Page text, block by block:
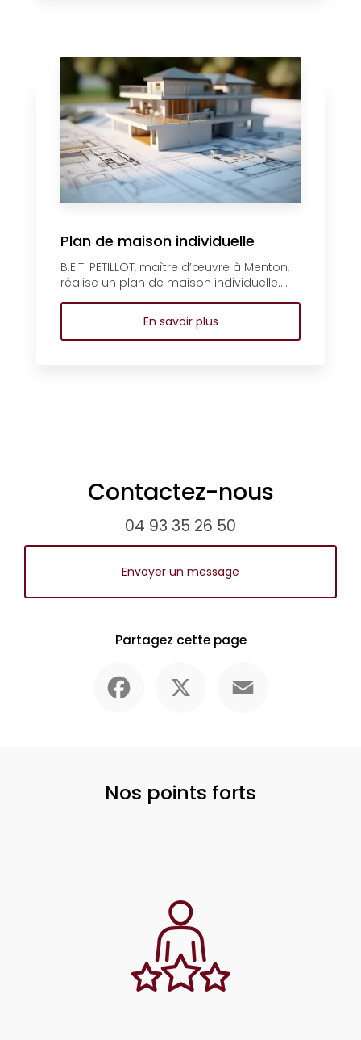
Plan de maison individuelle
B.E.T. PETILLOT, maître d’œuvre à Menton,
réalise un plan de maison individuelle....
En savoir plus
Contactez-nous
04 93 35 26 50
Envoyer un message
Partagez cette page
Nos points forts